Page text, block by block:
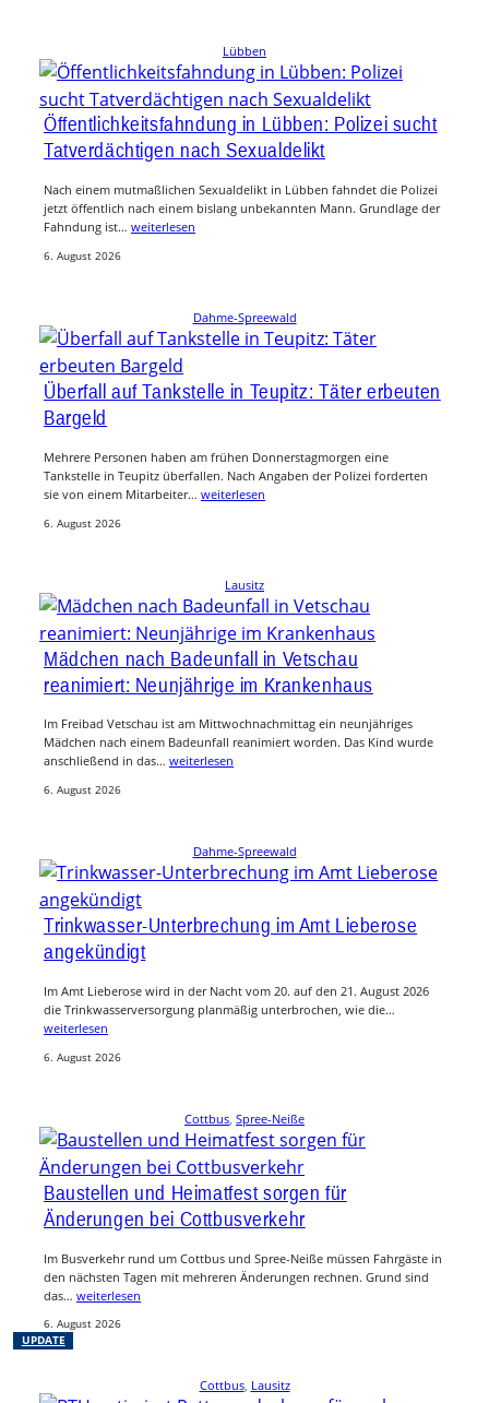
Lübben
Öffentlichkeitsfahndung in Lübben: Polizei sucht
Tatverdächtigen nach Sexualdelikt
Nach einem mutmaßlichen Sexualdelikt in Lübben fahndet die Polizei
jetzt öffentlich nach einem bislang unbekannten Mann. Grundlage der
Fahndung ist… weiterlesen
6. August 2026
Dahme-Spreewald
Überfall auf Tankstelle in Teupitz: Täter erbeuten
Bargeld
Mehrere Personen haben am frühen Donnerstagmorgen eine
Tankstelle in Teupitz überfallen. Nach Angaben der Polizei forderten
sie von einem Mitarbeiter… weiterlesen
6. August 2026
Lausitz
Mädchen nach Badeunfall in Vetschau
reanimiert: Neunjährige im Krankenhaus
Im Freibad Vetschau ist am Mittwochnachmittag ein neunjähriges
Mädchen nach einem Badeunfall reanimiert worden. Das Kind wurde
anschließend in das… weiterlesen
6. August 2026
Dahme-Spreewald
Trinkwasser-Unterbrechung im Amt Lieberose
angekündigt
Im Amt Lieberose wird in der Nacht vom 20. auf den 21. August 2026
die Trinkwasserversorgung planmäßig unterbrochen, wie die…
weiterlesen
6. August 2026
Cottbus Spree-Neiße
UPDATE
Baustellen und Heimatfest sorgen für
Änderungen bei Cottbusverkehr
Im Busverkehr rund um Cottbus und Spree-Neiße müssen Fahrgäste in
den nächsten Tagen mit mehreren Änderungen rechnen. Grund sind
das… weiterlesen
6. August 2026
Cottbus, Lausitz